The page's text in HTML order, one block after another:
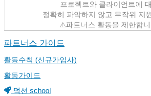
프로젝트와 클라이언트에
정확히 파악하지 않고 무작위 지
⚠️파트너스 활동을 제한합니
파트너스 가이드
활동수칙 (신규가입사)
활동가이드
덕션 school